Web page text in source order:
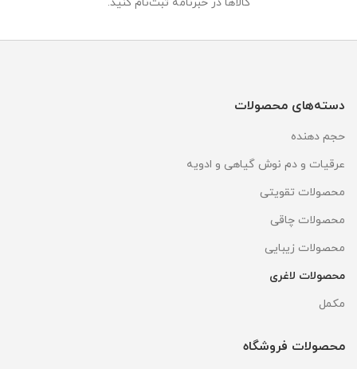
دسته‌های محصولات
حجم دهنده
عرقیات و دم نوش گیاهی و ادویه
محصولات تقویتی
محصولات چاقی
محصولات زیبایی
محصولات لاغری
مکمل
محصولات فروشگاه